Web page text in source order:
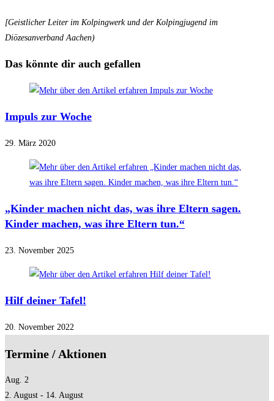
[Geistlicher Leiter im Kolpingwerk und der Kolpingjugend im
Diözesanverband Aachen)
Das könnte dir auch gefallen
Impuls zur Woche
29. März 2020
„Kinder machen nicht das, was ihre Eltern sagen.
Kinder machen, was ihre Eltern tun.“
23. November 2025
Hilf deiner Tafel!
20. November 2022
Termine / Aktionen
Aug. 2
2. August - 14. August